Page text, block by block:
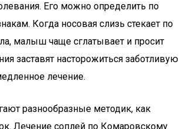
Его можно определить по
Когда носовая слизь стекает по
малыш чаще сглатывает и просит
заставят насторожиться заботливую
лечение.
разнообразные методик, как
Лечение соплей по Комаровскому